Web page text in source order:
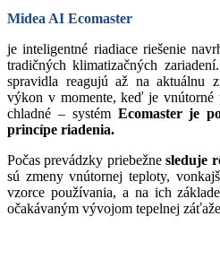
Midea AI Ecomaster
je inteligentné riadiace riešenie
tradičných klimatizačných
spravidla reagujú až na aktuálnu
výkon v momente, keď je vnútorné
chladné – systém Ecomaster je
princípe riadenia.
Počas prevádzky priebežnesleduje
sú zmeny vnútornej teploty,
vzorce používania, a na ich
očakávaným vývojom tepelnej